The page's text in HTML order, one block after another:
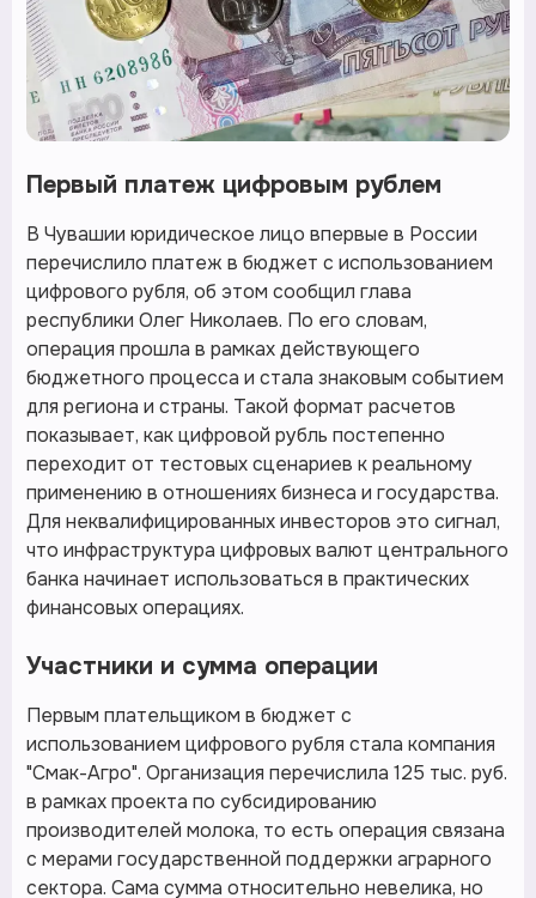
Первый платеж цифровым рублем
В Чувашии юридическое лицо впервые в России
перечислило платеж в бюджет с использованием
цифрового рубля, об этом сообщил глава
республики Олег Николаев. По его словам,
операция прошла в рамках действующего
бюджетного процесса и стала знаковым событием
для региона и страны. Такой формат расчетов
показывает, как цифровой рубль постепенно
переходит от тестовых сценариев к реальному
применению в отношениях бизнеса и государства.
Для неквалифицированных инвесторов это сигнал,
что инфраструктура цифровых валют центрального
банка начинает использоваться в практических
финансовых операциях.
Участники и сумма операции
Первым плательщиком в бюджет с
использованием цифрового рубля стала компания
"Смак-Агро". Организация перечислила 125 тыс. руб.
в рамках проекта по субсидированию
производителей молока, то есть операция связана
с мерами государственной поддержки аграрного
сектора. Сама сумма относительно невелика, но